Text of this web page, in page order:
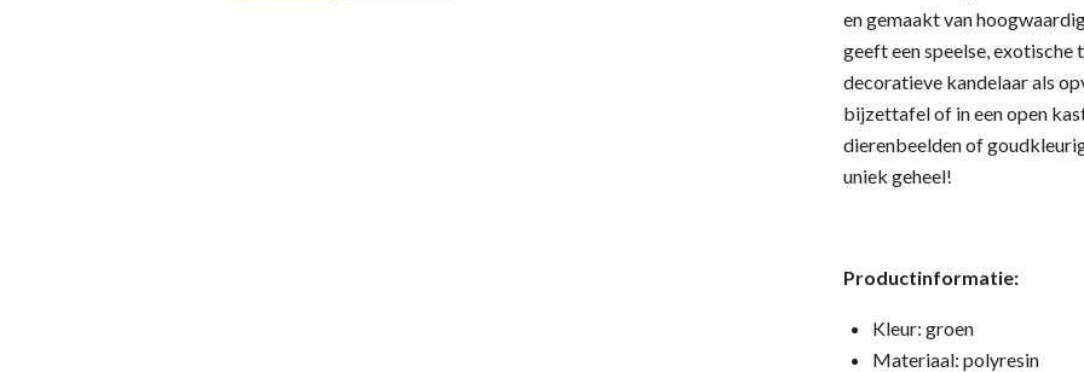
en gemaakt van
geeft een speelse,
decoratieve kandelaar als
bijzettafel of in een open
dierenbeelden of
uniek geheel!
Productinformatie:
Kleur: groen
Materiaal: polyresin